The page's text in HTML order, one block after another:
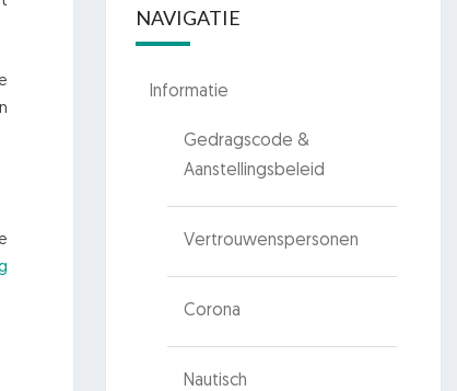
NAVIGATIE
Informatie
Gedragscode &
Aanstellingsbeleid
Vertrouwenspersonen
Corona
Nautisch